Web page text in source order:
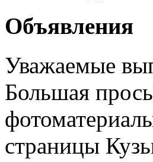
Объявления
Уважаемые
Большая
страницы